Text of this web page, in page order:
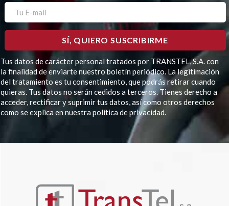
Tus datos de carácter personal tratados por TRANSTEL, S.A. con
la finalidad de enviarte nuestro boletín periódico. La legitimación
del tratamiento es tu consentimiento, que podrás retirar cuando
quieras. Tus datos no serán cedidos a terceros. Tienes derecho a
acceder, rectificar y suprimir tus datos, así como otros derechos
como se explica en nuestra política de privacidad.